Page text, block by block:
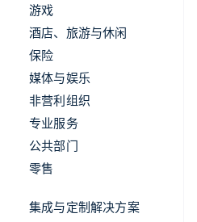
游戏
酒店、旅游与休闲
保险
媒体与娱乐
非营利组织
专业服务
公共部门
零售
集成与定制解决方案